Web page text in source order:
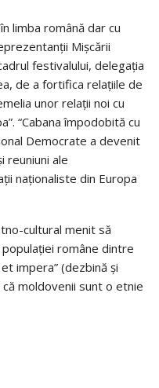
limba română dar cu
Mişcării
festivalului, delegația
de a fortifica relaţiile de
unor relaţii noi cu
“Cabana împodobită cu
Democrate a devenit
reuniuni ale
naţionaliste din Europa
cultural menit să
române dintre
impera” (dezbină și
moldovenii sunt o etnie